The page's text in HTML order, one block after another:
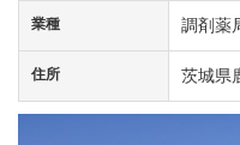
業種 調剤薬
住所 茨城県